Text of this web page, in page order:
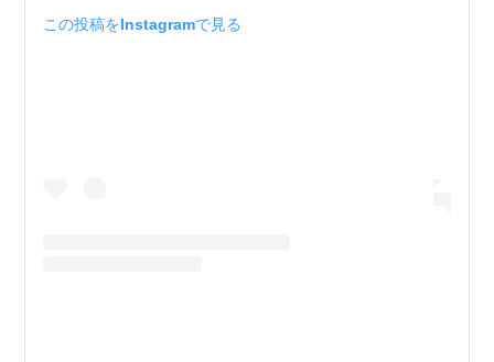
この投稿をInstagramで見る